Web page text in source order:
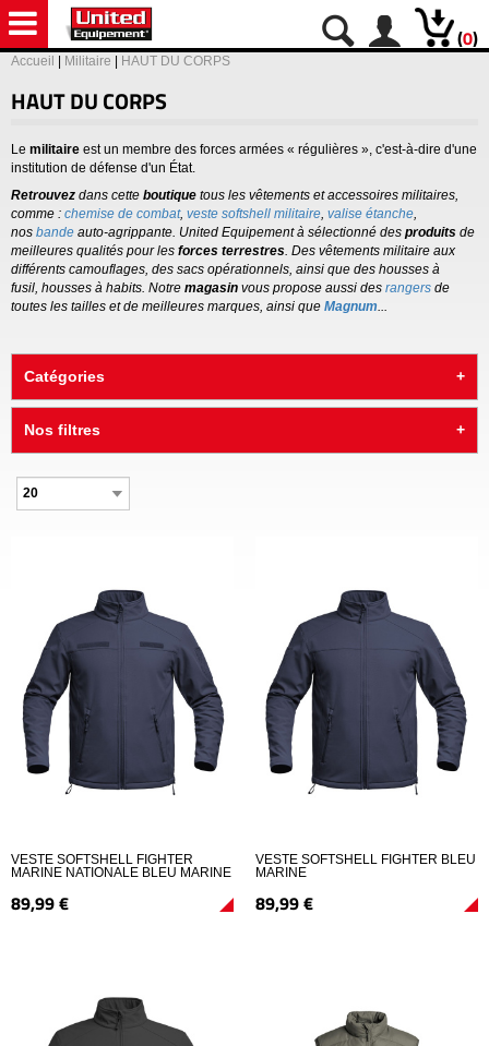
(0)
Accueil Militaire HAUT DU CORPS
HAUT DU CORPS
Le militaire est un membre des forces armées « régulières », c'est-à-dire d'une
institution de défense d'un État.
Retrouvez dans cette boutique tous les vêtements et accessoires militaires,
comme : chemise de combat, veste softshell militaire, valise étanche,
nos bande auto-agrippante. United Equipement à sélectionné des produits de
meilleures qualités pour les forces terrestres. Des vêtements militaire aux
différents camouflages, des sacs opérationnels, ainsi que des housses à
fusil, housses à habits. Notre magasin vous propose aussi des rangers de
toutes les tailles et de meilleures marques, ainsi que Magnum...
VESTE SOFTSHELL FIGHTER
MARINE NATIONALE BLEU MARINE
89,99€
VESTE SOFTSHELL FIGHTER BLEU
MARINE
89,99€